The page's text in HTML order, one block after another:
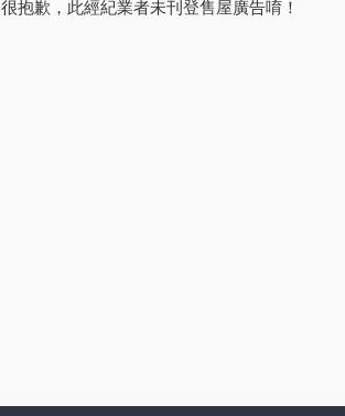
成泰路三段(1) 水碓五路(1) 仁德路
很抱歉，此經紀業者未刊登售屋廣告唷！